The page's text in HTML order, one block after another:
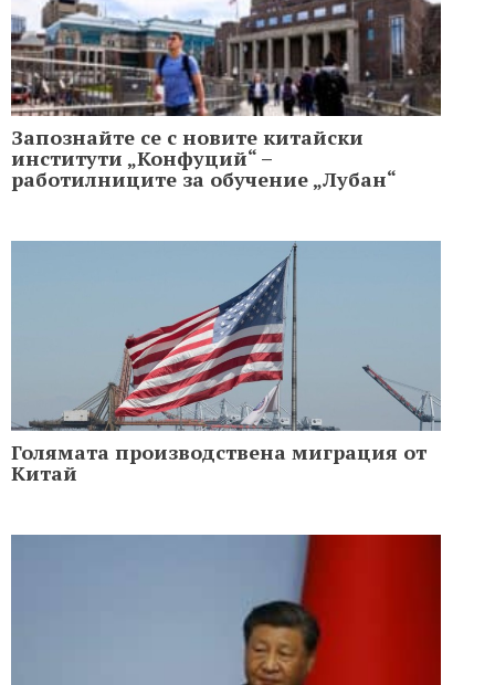
Запознайте се с новите китайски
институти „Конфуций“ –
работилниците за обучение „Лубан“
Голямата производствена миграция от
Китай